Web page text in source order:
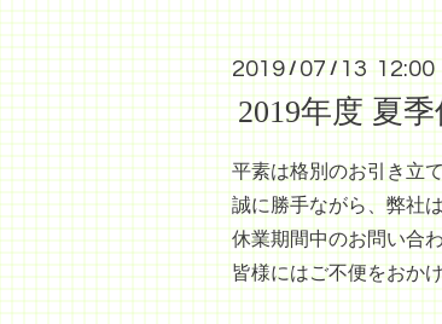
2019 / 07 / 13 12:00
2019年度 夏
平素は格別のお引き立
誠に勝手ながら、弊社
休業期間中のお問い合
皆様にはご不便をおか